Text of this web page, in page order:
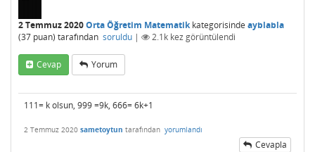
2 Temmuz 2020Orta Öğretim Matematikkategorisinde ayblabla
(37 puan) tarafından soruldu | 2.1k kez görüntülendi
Cevap Yorum
111= k olsun, 999 =9k, 666= 6k+1
2 Temmuz 2020 sametoytun tarafından yorumlandı
Cevapla